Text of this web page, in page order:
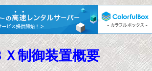
Ｘ制御装置概要